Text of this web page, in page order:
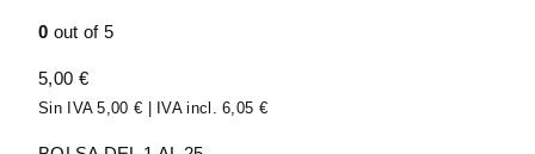
0 out of 5
5,00 €
Sin IVA5,00 € | IVA incl.6,05 €